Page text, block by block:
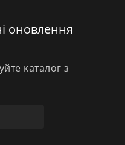
оновлення
каталог з